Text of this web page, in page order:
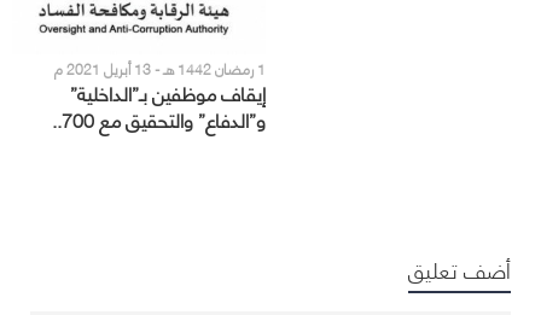
1 رمضان 1442 هـ - 13 أبريل 2021 م
إيقاف موظفين بـ”الداخلية”
و”الدفاع” والتحقيق مع 700..
جهود شهر في “مكافحة الفساد”
أضف تعليق